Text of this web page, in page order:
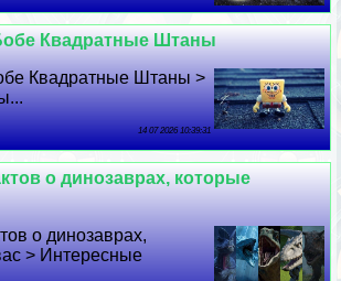
Квадратные Штаны
Квадратные Штаны >
14 07 2026 10:39:31
о динозаврах, которые
о динозаврах,
> Интересные